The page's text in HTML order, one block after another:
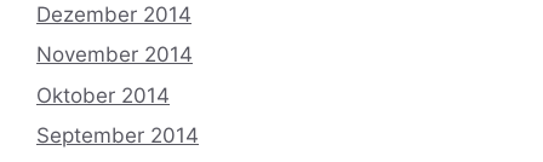
Dezember 2014
November 2014
Oktober 2014
September 2014